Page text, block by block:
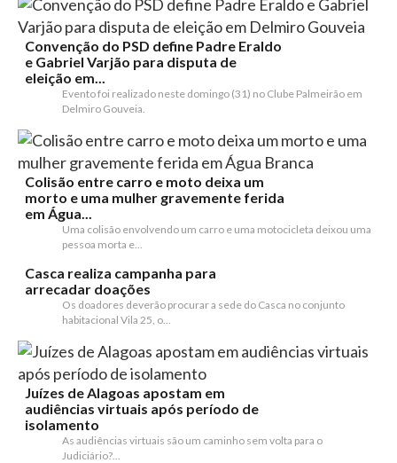
Convenção do PSD define Padre Eraldo
e Gabriel Varjão para disputa de
eleição em...
Evento foi realizado neste domingo (31) no Clube Palmeirão em
Delmiro Gouveia.
Colisão entre carro e moto deixa um
morto e uma mulher gravemente ferida
em Água...
Uma colisão envolvendo um carro e uma motocicleta deixou uma
pessoa morta e...
Casca realiza campanha para
arrecadar doações
Os doadores deverão procurar a sede do Casca no conjunto
habitacional Vila 25, o...
Juízes de Alagoas apostam em
audiências virtuais após período de
isolamento
As audiências virtuais são um caminho sem volta para o
Judiciário?...